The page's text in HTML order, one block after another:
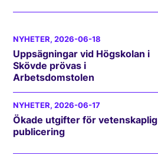
NYHETER, 2026-06-18
Uppsägningar vid Högskolan i
Skövde prövas i
Arbetsdomstolen
NYHETER, 2026-06-17
Ökade utgifter för vetenskaplig
publicering